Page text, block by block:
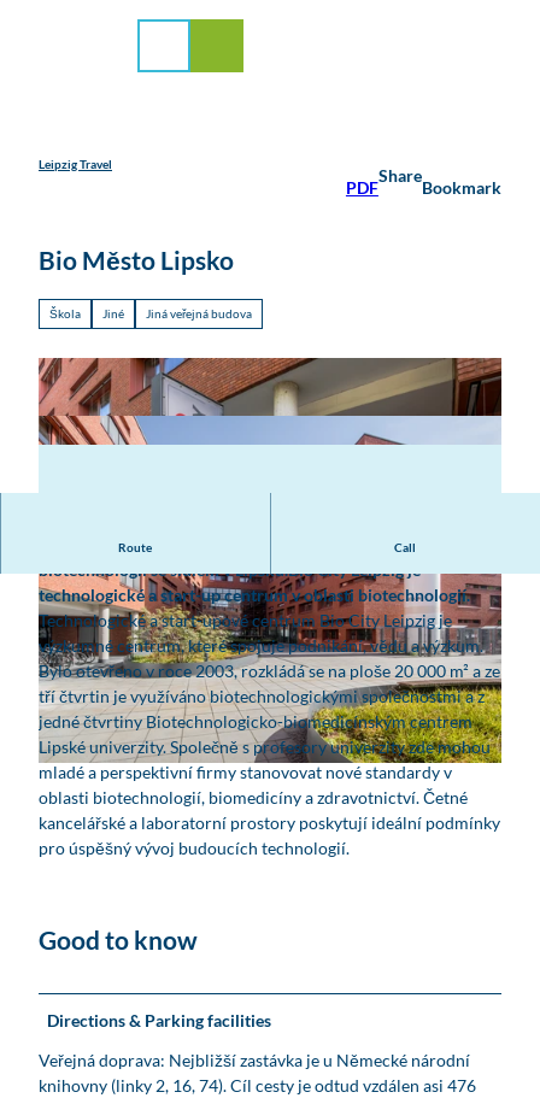
Leipzig Travel
PDF
Share
Bookmark
Bio Město Lipsko
Škola Jiné Jiná veřejná budova
© www.pkfotografie.com, Philipp Kirschner
© www.pkfotografie.com, Philipp Kirschner |CC-BY
Route Call
Bio City Leipzig je technologické a start-up centrum v oblasti
biotechnologií se sídlem v Lipsku.Bio City Leipzig je
technologické a start-up centrum v oblasti biotechnologií.
Technologické a start-upové centrum Bio City Leipzig je
výzkumné centrum, které spojuje podnikání, vědu a výzkum.
Bylo otevřeno v roce 2003, rozkládá se na ploše 20 000 m² a ze
tří čtvrtin je využíváno biotechnologickými společnostmi a z
jedné čtvrtiny Biotechnologicko-biomedicínským centrem
Lipské univerzity. Společně s profesory univerzity zde mohou
mladé a perspektivní firmy stanovovat nové standardy v
oblasti biotechnologií, biomedicíny a zdravotnictví. Četné
kancelářské a laboratorní prostory poskytují ideální podmínky
pro úspěšný vývoj budoucích technologií.
Good to know
Directions & Parking facilities
Veřejná doprava: Nejbližší zastávka je u Německé národní
knihovny (linky 2, 16, 74). Cíl cesty je odtud vzdálen asi 476